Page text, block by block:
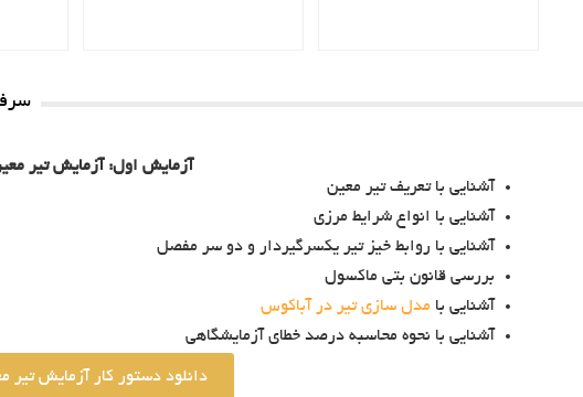
آزمایش اول: آزمایش تیر
آشنایی با تعریف تیر معین
آشنایی با انواع شرایط مرزی
آشنایی با روابط خیز تیر یکسرگیردار و دو سر مفصل
بررسی قانون بتی ماکسول
آشنایی با مدل سازی تیر در آباکوس
آشنایی با نحوه محاسبه درصد خطای آزمایشگاهی
دانلود دستور کار آزمایش تیر